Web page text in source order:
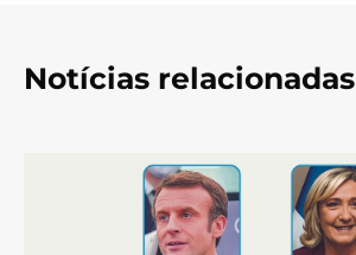
Notícias relacionadas